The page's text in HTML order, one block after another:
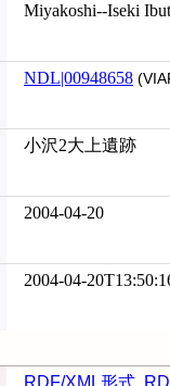
Miyakoshi--Iseki
NDL|00948658
小沢2大上遺跡
2004-04-20
2004-04-
RDF/XML形式,